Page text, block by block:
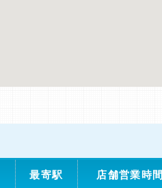
最寄駅 店舗営業時間